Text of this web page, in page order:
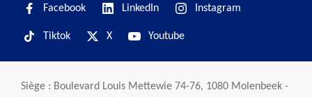
Facebook LinkedIn Instagram
Tiktok X Youtube
Siège : Boulevard Louis Mettewie 74-76, 1080 Molenbeek -